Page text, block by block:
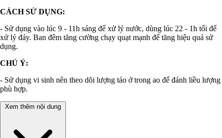
CÁCH SỬ DỤNG:
- Sử dụng vào lúc 9 - 11h sáng để xử lý nước, dùng lúc 22 - 1h tối để
xử lý đáy. Ban đêm tăng cường chạy quạt mạnh để tăng hiệu quả sử
dụng.
CHÚ Ý:
- Sử dụng vi sinh nên theo dõi lượng tảo ở trong ao để đánh liều lượng
phù hợp.
Xem thêm nội dung